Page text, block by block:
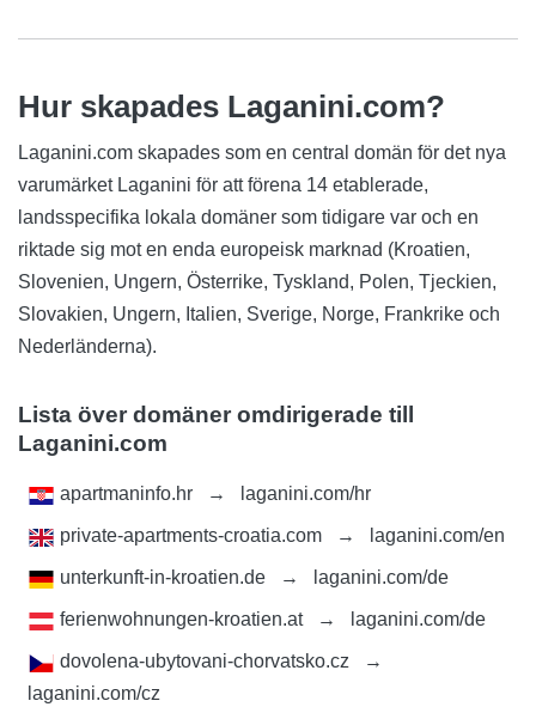
Hur skapades Laganini.com?
Laganini.com skapades som en central domän för det nya
varumärket Laganini för att förena 14 etablerade,
landsspecifika lokala domäner som tidigare var och en
riktade sig mot en enda europeisk marknad (Kroatien,
Slovenien, Ungern, Österrike, Tyskland, Polen, Tjeckien,
Slovakien, Ungern, Italien, Sverige, Norge, Frankrike och
Nederländerna).
Lista över domäner omdirigerade till
Laganini.com
apartmaninfo.hr → laganini.com/hr
private-apartments-croatia.com → laganini.com/en
unterkunft-in-kroatien.de → laganini.com/de
ferienwohnungen-kroatien.at → laganini.com/de
dovolena-ubytovani-chorvatsko.cz
→
laganini.com/cz